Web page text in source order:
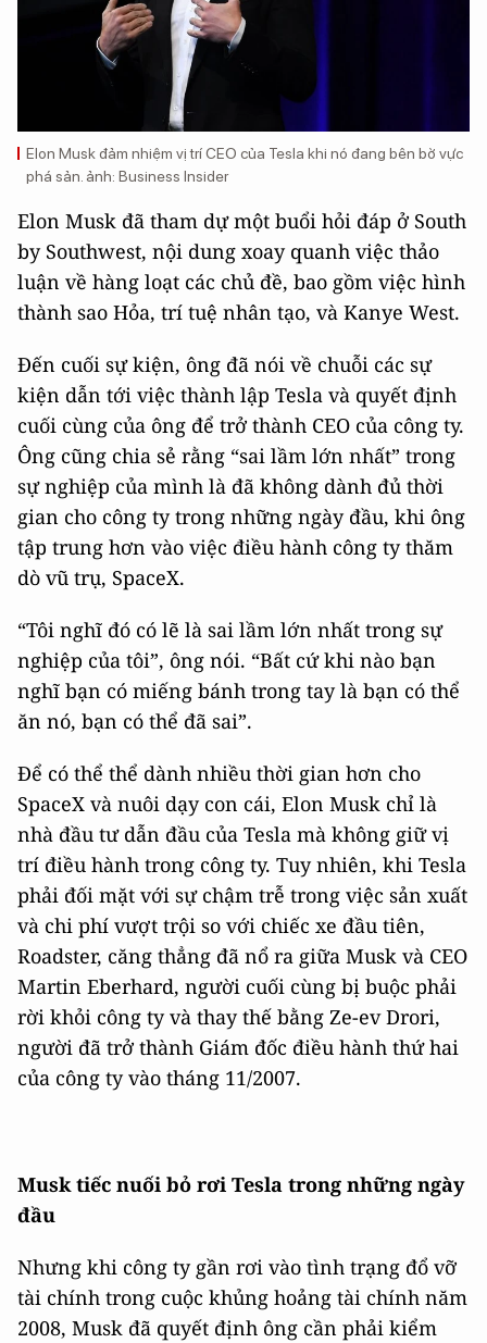
Elon Musk đảm nhiệm vị trí CEO của Tesla khi nó đang bên bờ vực
phá sản. ảnh: Business Insider
Elon Musk đã tham dự một buổi hỏi đáp ở South
by Southwest, nội dung xoay quanh việc thảo
luận về hàng loạt các chủ đề, bao gồm việc hình
thành sao Hỏa, trí tuệ nhân tạo, và Kanye West.
Đến cuối sự kiện, ông đã nói về chuỗi các sự
kiện dẫn tới việc thành lập Tesla và quyết định
cuối cùng của ông để trở thành CEO của công ty.
Ông cũng chia sẻ rằng “sai lầm lớn nhất” trong
sự nghiệp của mình là đã không dành đủ thời
gian cho công ty trong những ngày đầu, khi ông
tập trung hơn vào việc điều hành công ty thăm
dò vũ trụ, SpaceX.
“Tôi nghĩ đó có lẽ là sai lầm lớn nhất trong sự
nghiệp của tôi”, ông nói. “Bất cứ khi nào bạn
nghĩ bạn có miếng bánh trong tay là bạn có thể
ăn nó, bạn có thể đã sai”.
Để có thể thể dành nhiều thời gian hơn cho
SpaceX và nuôi dạy con cái, Elon Musk chỉ là
nhà đầu tư dẫn đầu của Tesla mà không giữ vị
trí điều hành trong công ty. Tuy nhiên, khi Tesla
phải đối mặt với sự chậm trễ trong việc sản xuất
và chi phí vượt trội so với chiếc xe đầu tiên,
Roadster, căng thẳng đã nổ ra giữa Musk và CEO
Martin Eberhard, người cuối cùng bị buộc phải
rời khỏi công ty và thay thế bằng Ze-ev Drori,
người đã trở thành Giám đốc điều hành thứ hai
của công ty vào tháng 11/2007.
Musk tiếc nuối bỏ rơi Tesla trong những ngày
đầu
Nhưng khi công ty gần rơi vào tình trạng đổ vỡ
tài chính trong cuộc khủng hoảng tài chính năm
2008, Musk đã quyết định ông cần phải kiểm